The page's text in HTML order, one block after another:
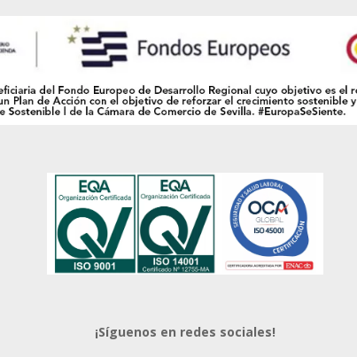
¡Síguenos en redes sociales!